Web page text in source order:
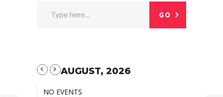
GO
AUGUST, 2026
NO EVENTS